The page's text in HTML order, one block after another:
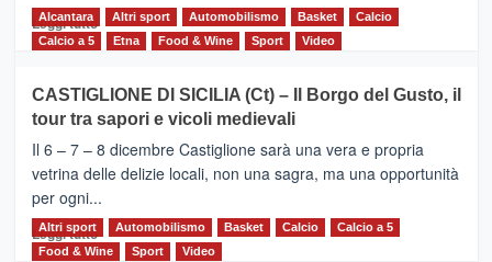
Leggi tutto Leggi
MOIO
ALCANTARA
–
Vivicittà,
alla
scoperta
del
territorio,
Alcantara Altri sport Automobilismo Basket
Calcio
Calcio a 5
Etna Food & Wine Sport Video
CASTIGLIONE DI SICILIA (Ct) – Il Borgo del Gusto, il
tour tra sapori e vicoli medievali
Il 6 – 7 – 8 dicembre Castiglione sarà una vera e propria
vetrina delle delizie locali, non una sagra, ma una opportunità
per ogni...
Leggi tuttoLeggi
di
Altri sport Automobilismo Basket Calcio
Calcio a 5
Food & Wine
Sport Video